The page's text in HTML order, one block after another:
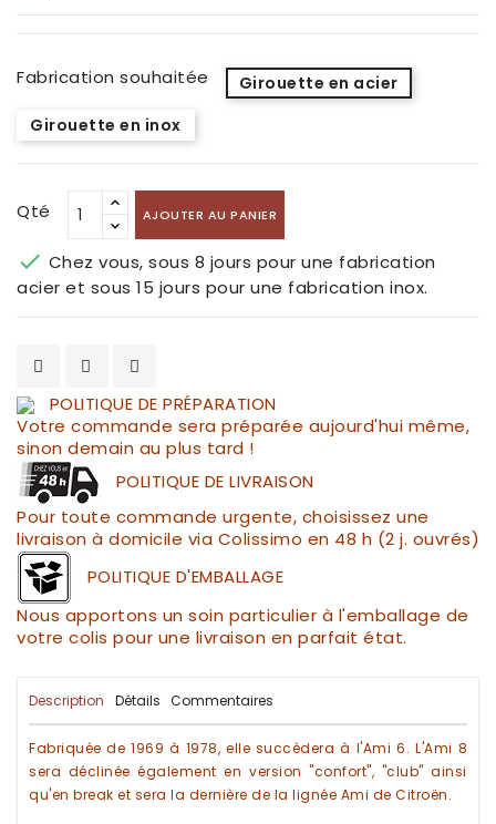
Fabrication souhaitée
Girouette en acier
Girouette en inox
Qté AJOUTER AU PANIER
 Chez vous, sous 8 jours pour une fabrication
acier et sous 15 jours pour une fabrication inox.
POLITIQUE DE PRÉPARATION
Votre commande sera préparée aujourd'hui même,
sinon demain au plus tard !
POLITIQUE DE LIVRAISON
Pour toute commande urgente, choisissez une
livraison à domicile via Colissimo en 48 h (2 j. ouvrés)
POLITIQUE D'EMBALLAGE
Nous apportons un soin particulier à l'emballage de
votre colis pour une livraison en parfait état.
Description Détails Commentaires
Fabriquée de 1969 à 1978, elle succèdera à l'Ami 6. L'Ami 8
sera déclinée également en version "confort", "club" ainsi
qu'en break et sera la dernière de la lignée Ami de Citroën.